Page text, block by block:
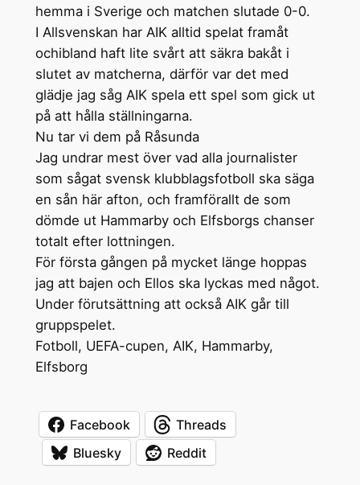
hemma i Sverige och matchen slutade 0-0.
I Allsvenskan har AIK alltid spelat framåt
ochibland haft lite svårt att säkra bakåt i
slutet av matcherna, därför var det med
glädje jag såg AIK spela ett spel som gick ut
på att hålla ställningarna.
Nu tar vi dem på Råsunda
Jag undrar mest över vad alla journalister
som sågat svensk klubblagsfotboll ska säga
en sån här afton, och framförallt de som
dömde ut Hammarby och Elfsborgs chanser
totalt efter lottningen.
För första gången på mycket länge hoppas
jag att bajen och Ellos ska lyckas med något.
Under förutsättning att också AIK går till
gruppspelet.
Fotboll, UEFA-cupen, AIK, Hammarby,
Elfsborg
Facebook
Threads
Bluesky
Reddit